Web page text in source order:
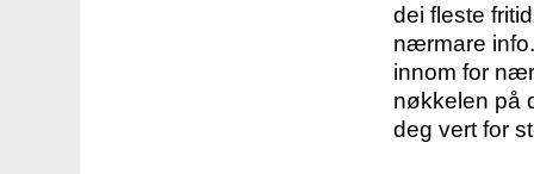
dei fleste
nærmare
innom for
nøkkelen på
deg vert for